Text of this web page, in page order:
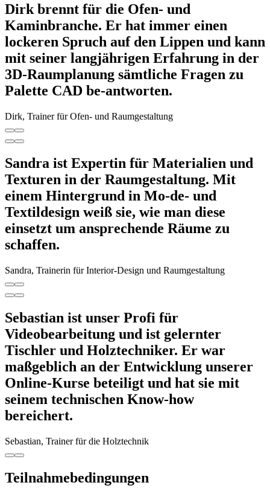
Dirk brennt für die Ofen- und
Kaminbranche. Er hat immer einen
lockeren Spruch auf den Lippen und kann
mit seiner langjährigen Erfahrung in der
3D-Raumplanung sämtliche Fragen zu
Palette CAD be-antworten.
Dirk, Trainer für Ofen- und Raumgestaltung
Sandra ist Expertin für Materialien und
Texturen in der Raumgestaltung. Mit
einem Hintergrund in Mo-de- und
Textildesign weiß sie, wie man diese
einsetzt um ansprechende Räume zu
schaffen.
Sandra, Trainerin für Interior-Design und Raumgestaltung
Sebastian ist unser Profi für
Videobearbeitung und ist gelernter
Tischler und Holztechniker. Er war
maßgeblich an der Entwicklung unserer
Online-Kurse beteiligt und hat sie mit
seinem technischen Know-how
bereichert.
Sebastian, Trainer für die Holztechnik
Teilnahmebedingungen